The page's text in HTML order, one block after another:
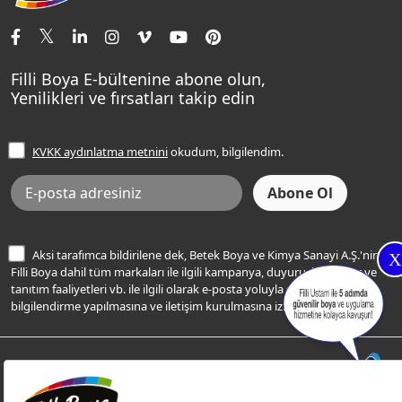
X
Tavan Boyaları
Ev Bakım ve Hobi Boyaları
Yatak Odası Renkleri
Sentomaxx Sentetik Boya
Sentomaxx İpeksi Mat
Momento Life
Şampanya Rengi
Açık Mavi Rengi
Frezya Rengi
İletişim Bilgilerimiz
Renk Danışma
Filli Ustam
Sıkça Sorulan Sorular
Ücretsiz Yalıtım Keşif Hizmeti
Bilgi Toplumu Hizmetleri
İnternet Sitesi Kullanım Koşulları
KVKK Talep Formu
KVKK Aydınlatma Metni
Filli Boya E-bültenine abone olun,
Yenilikleri ve fırsatları takip edin
KVKK aydınlatma metniniokudum, bilgilendim.
Aksi tarafımca bildirilene dek, Betek Boya ve Kimya Sanayi A.Ş.'nin
Filli Boya dahil tüm markaları ile ilgili kampanya, duyuru, hizmetler ve
tanıtım faaliyetleri vb. ile ilgili olarak e-posta yoluyla şahsıma
bilgilendirme yapılmasına ve iletişim kurulmasına izin veriyorum.